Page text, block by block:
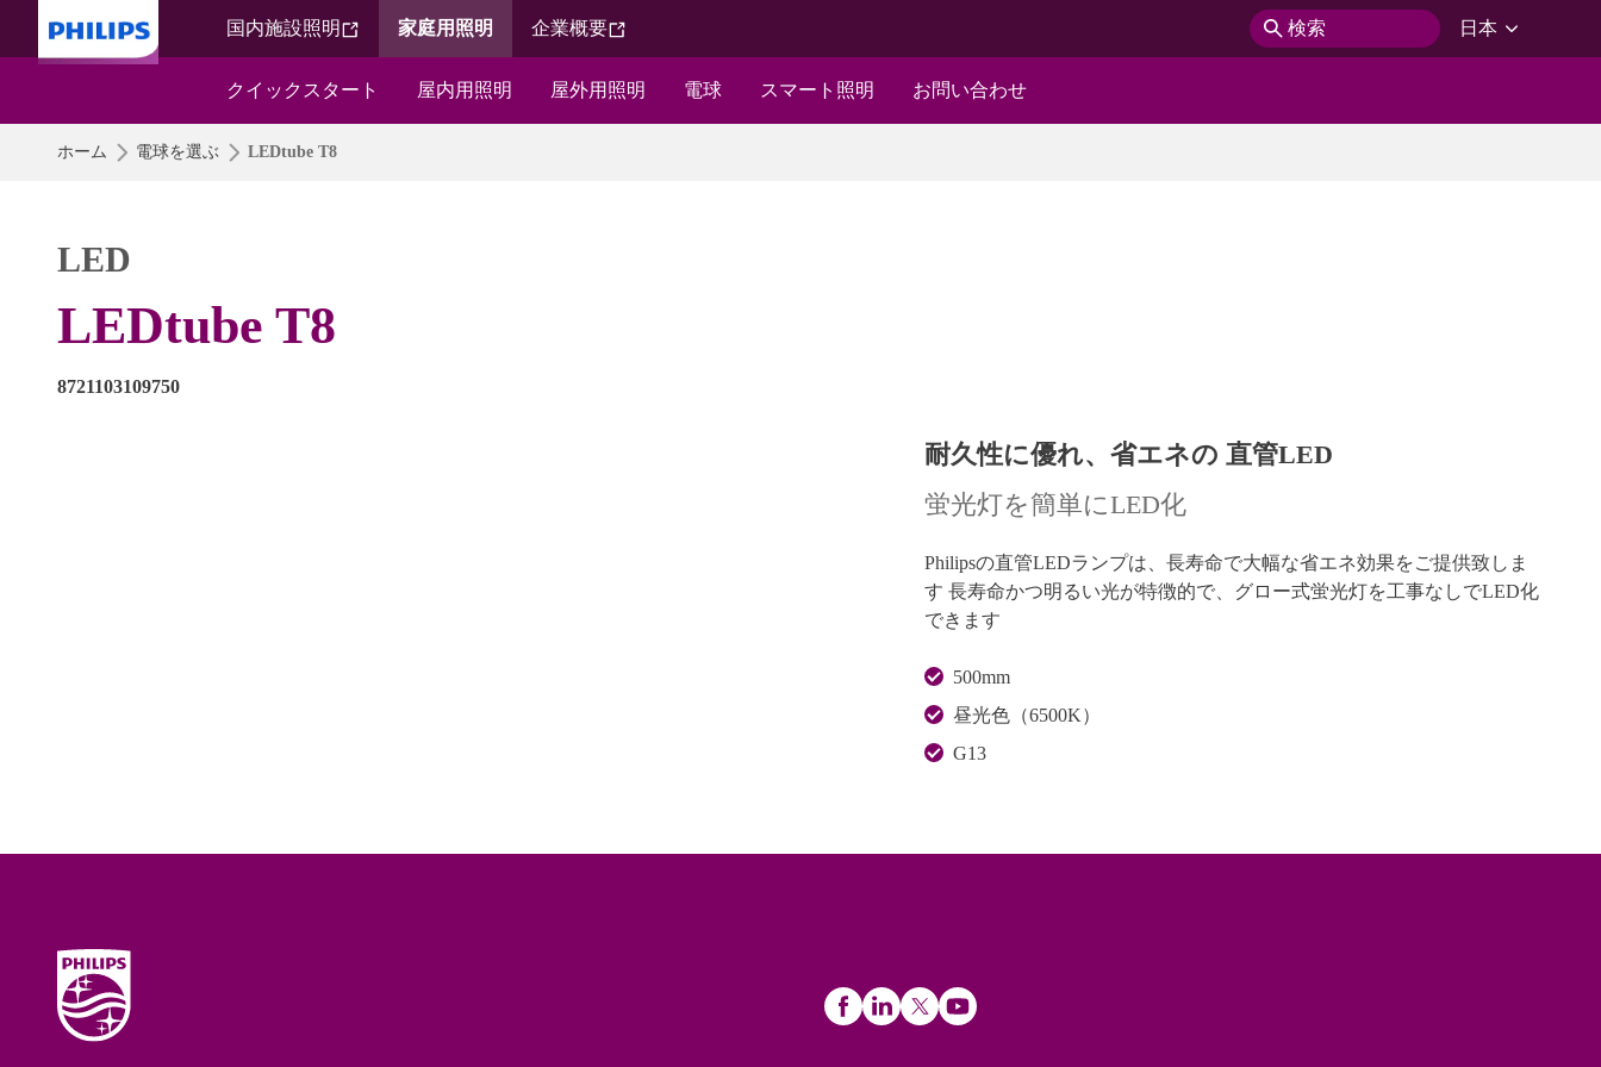
国内施設照明​ 家庭用照明​ 企業概要​ 検索 日本
クイックスタート​ 屋内用照明​ 屋外用照明​ 電球​ スマート照明 お問い合わせ​
ホーム 電球を選ぶ LEDtube T8
LEDtube T8
LED
8721103109750
耐久性に優れ、省エネの 直管LED
蛍光灯を簡単にLED化
Philipsの直管LEDランプは、長寿命で大幅な省エネ効果をご提供致しま
す 長寿命かつ明るい光が特徴的で、グロー式蛍光灯を工事なしでLED化
できます
500mm
昼光色（6500K）
G13